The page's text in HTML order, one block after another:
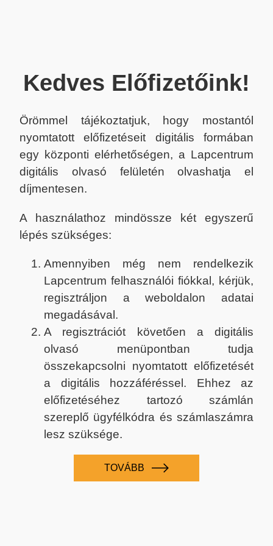
Kedves Előfizetőink!
Örömmel tájékoztatjuk, hogy mostantól
nyomtatott előfizetéseit digitális formában
egy központi elérhetőségen, a Lapcentrum
digitális olvasó felületén olvashatja el
díjmentesen.
A használathoz mindössze két egyszerű
lépés szükséges:
Amennyiben még nem rendelkezik
Lapcentrum felhasználói fiókkal, kérjük,
regisztráljon a weboldalon adatai
megadásával.
A regisztrációt követően a digitális
olvasó menüpontban tudja
összekapcsolni nyomtatott előfizetését
a digitális hozzáféréssel. Ehhez az
előfizetéséhez tartozó számlán
szereplő ügyfélkódra és számlaszámra
lesz szüksége.
TOVÁBB